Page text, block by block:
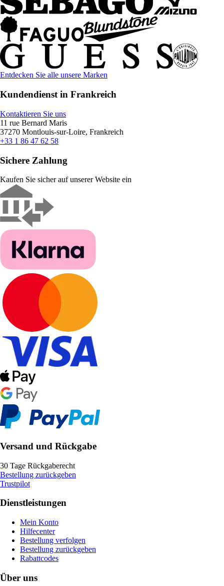
Entdecken Sie alle unsere Marken
Kundendienst in Frankreich
Kontaktieren Sie uns
11 rue Bernard Maris
37270 Montlouis-sur-Loire, Frankreich
+33 1 86 47 62 58
Sichere Zahlung
Kaufen Sie sicher auf unserer Website ein
Versand und Rückgabe
30 Tage Rückgaberecht
Bestellung zurückgeben
Trustpilot
Dienstleistungen
Mein Konto
Hilfecenter
Bestellung verfolgen
Bestellung zurückgeben
Rabattcodes
Über uns